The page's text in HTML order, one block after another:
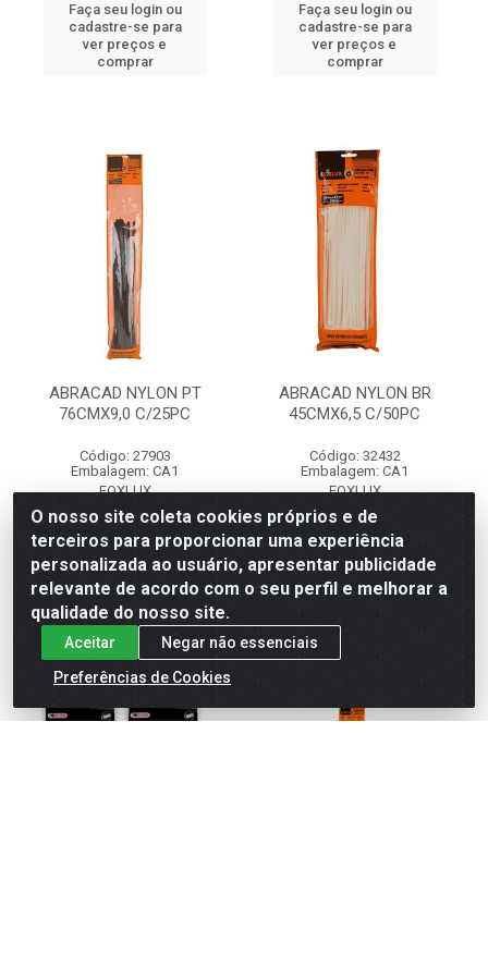
Faça seu login ou
cadastre-se para
ver preços e
comprar
Faça seu login ou
cadastre-se para
ver preços e
comprar
ABRACAD NYLON PT
76CMX9,0 C/25PC
Código: 27903
Embalagem: CA1
FOXLUX
Faça seu login ou
cadastre-se para
ver preços e
comprar
ABRACAD NYLON BR
45CMX6,5 C/50PC
Código: 32432
Embalagem: CA1
FOXLUX
Faça seu login ou
cadastre-se para
ver preços e
O nosso site coleta cookies próprios e de
terceiros para proporcionar uma experiência
personalizada ao usuário, apresentar publicidade
relevante de acordo com o seu perfil e melhorar a
qualidade do nosso site.
Aceitar
Negar não essenciais
Preferências de Cookies